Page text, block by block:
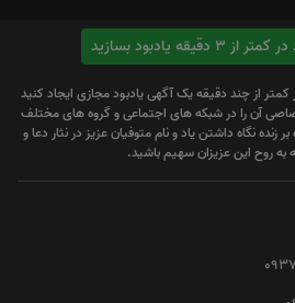
یادبود بسازید
از چند دقیقه یک آگهی یادبود مجازی ایجاد کنید
آن را در شبکه های اجتماعی و گروه های مختلف
زنده نگاه داشتن یاد و نام متوفیان عزیز در نثار دعا و
به روح این عزیزان سهیم باشید.